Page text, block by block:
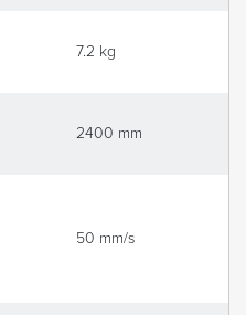
7.2 kg
2400 mm
50 mm/s